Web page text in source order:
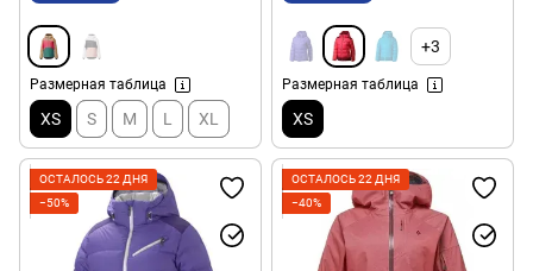
Размерная таблица
XS S M L XL
+3
Размерная таблица
XS
ОСТАЛОСЬ 22 ДНЯ
−50%
ОСТАЛОСЬ 22 ДНЯ
−40%